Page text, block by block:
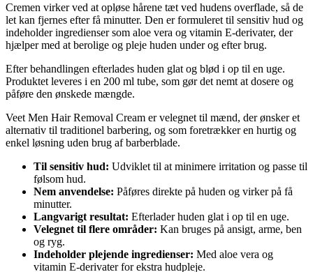
Cremen virker ved at opløse hårene tæt ved hudens overflade, så de
let kan fjernes efter få minutter. Den er formuleret til sensitiv hud og
indeholder ingredienser som aloe vera og vitamin E-derivater, der
hjælper med at berolige og pleje huden under og efter brug.
Efter behandlingen efterlades huden glat og blød i op til en uge.
Produktet leveres i en 200 ml tube, som gør det nemt at dosere og
påføre den ønskede mængde.
Veet Men Hair Removal Cream er velegnet til mænd, der ønsker et
alternativ til traditionel barbering, og som foretrækker en hurtig og
enkel løsning uden brug af barberblade.
Til sensitiv hud: Udviklet til at minimere irritation og passe til
følsom hud.
Nem anvendelse: Påføres direkte på huden og virker på få
minutter.
Langvarigt resultat: Efterlader huden glat i op til en uge.
Velegnet til flere områder: Kan bruges på ansigt, arme, ben
og ryg.
Indeholder plejende ingredienser: Med aloe vera og
vitamin E-derivater for ekstra hudpleje.